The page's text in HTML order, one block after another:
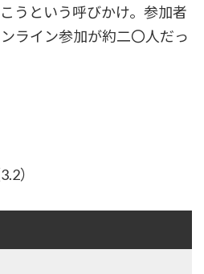
うという呼びかけ。参加者
ライン参加が約二〇人だっ
）